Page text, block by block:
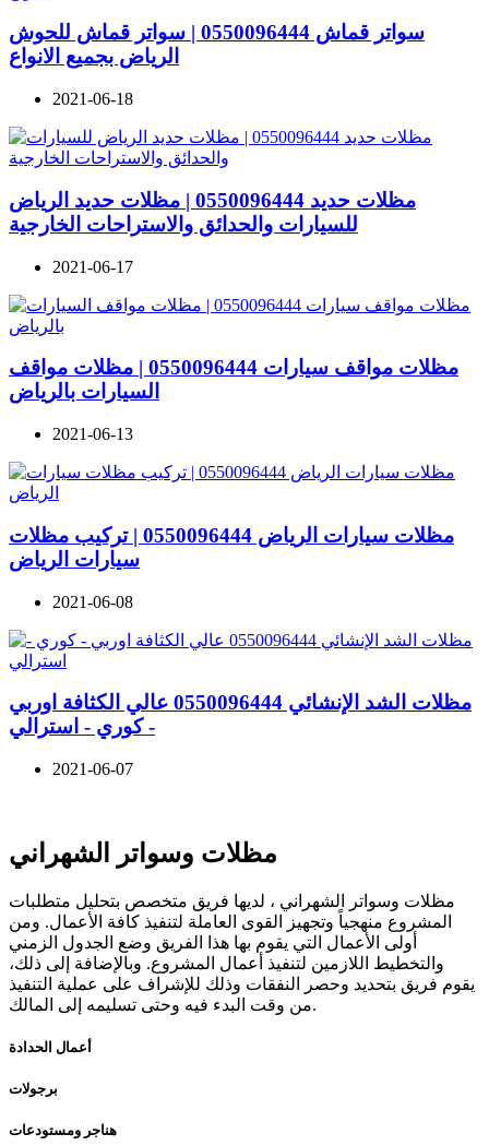
سواتر قماش 0550096444 | سواتر قماش للحوش
الرياض بجميع الانواع
2021-06-18
مظلات حديد 0550096444 | مظلات حديد الرياض
للسيارات والحدائق والاستراحات الخارجية
2021-06-17
مظلات مواقف سيارات 0550096444 | مظلات مواقف
السيارات بالرياض
2021-06-13
مظلات سيارات الرياض 0550096444 | تركيب مظلات
سيارات الرياض
2021-06-08
مظلات الشد الإنشائي 0550096444 عالي الكثافة اوربي
- كوري - استرالي
2021-06-07
مظلات وسواتر الشهراني
مظلات وسواتر الشهراني ، لديها فريق متخصص بتحليل متطلبات
المشروع منهجياً وتجهيز القوى العاملة لتنفيذ كافة الأعمال. ومن
أولى الأعمال التي يقوم بها هذا الفريق وضع الجدول الزمني
والتخطيط اللازمين لتنفيذ أعمال المشروع. وبالإضافة إلى ذلك،
يقوم فريق بتحديد وحصر النفقات وذلك للإشراف على عملية التنفيذ
من وقت البدء فيه وحتى تسليمه إلى المالك.
أعمال الحدادة
برجولات
هناجر ومستودعات